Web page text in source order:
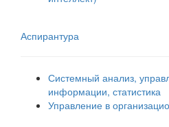
Аспирантура
Системный анализ,
информации, статистика
Управление в